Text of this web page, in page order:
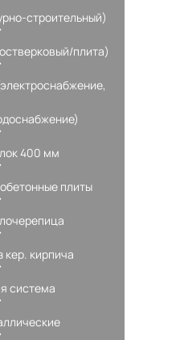
строительный)
плита)
400 мм
плиты
кер. кирпича
система